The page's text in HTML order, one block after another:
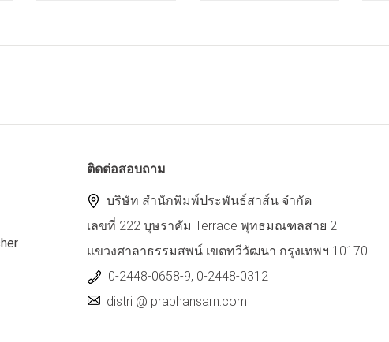
ติดต่อสอบถาม
บริษัท สำนักพิมพ์ประพันธ์สาส์น จำกัด
เลขที่ 222 บุษราคัม Terrace พุทธมณฑลสาย 2
แขวงศาลาธรรมสพน์ เขตทวีวัฒนา กรุงเทพฯ 10170
0-2448-0658-9, 0-2448-0312
distri @ praphansarn.com